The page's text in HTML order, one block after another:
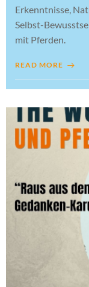
Erkenntnisse,
Selbst-
mit Pferden.
READ MORE